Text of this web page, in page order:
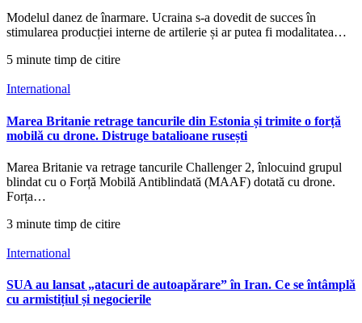
Modelul danez de înarmare. Ucraina s-a dovedit de succes în
stimularea producției interne de artilerie și ar putea fi modalitatea…
5 minute timp de citire
International
Marea Britanie retrage tancurile din Estonia și trimite o forță
mobilă cu drone. Distruge batalioane rusești
Marea Britanie va retrage tancurile Challenger 2, înlocuind grupul
blindat cu o Forță Mobilă Antiblindată (MAAF) dotată cu drone.
Forța…
3 minute timp de citire
International
SUA au lansat „atacuri de autoapărare” în Iran. Ce se întâmplă
cu armistițiul și negocierile